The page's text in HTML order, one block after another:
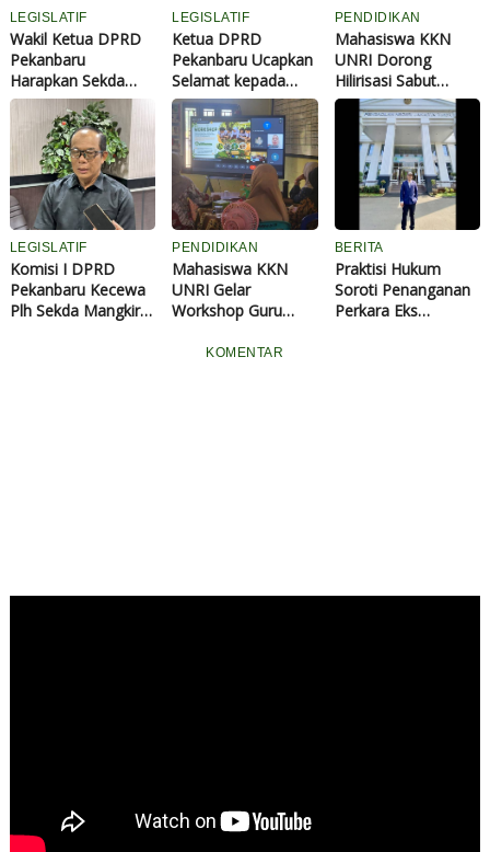
LEGISLATIF
Wakil Ketua DPRD
Pekanbaru
Harapkan Sekda
Baru Jadi Motor
Penggerak Birokrasi
dan Perkuat Sinergi
Eksekutif dan
Legislatif
LEGISLATIF
Ketua DPRD
Pekanbaru Ucapkan
Selamat kepada
Zulhelmi Arifin
Dilantik sebagai
Sekdako Definitif,
Harap Sinergi
Eksekutif-Legislatif
Semakin Kuat
PENDIDIKAN
Mahasiswa KKN
UNRI Dorong
Hilirisasi Sabut
Kelapa Lewat
Inovasi Cocopeat di
Kelurahan Kempas
Jaya
LEGISLATIF
Komisi I DPRD
Pekanbaru Kecewa
Plh Sekda Mangkir
PENDIDIKAN
Mahasiswa KKN
UNRI Gelar
Workshop Guru
Dorong Kelas Aktif
BERITA
Praktisi Hukum
Soroti Penanganan
Perkara Eks
KOMENTAR